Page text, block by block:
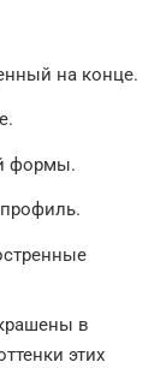
на конце.
формы.
в
этих